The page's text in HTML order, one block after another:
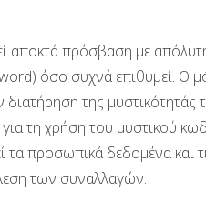
πρόσβαση με
όσο συχνά επιθυμεί. Ο
διατήρηση της
τη χρήση του μυστικού
τα προσωπικά δεδομένα
των συναλλαγών.